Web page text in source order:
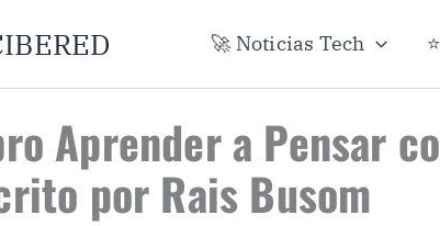
🚀 Noticias Tech
Aprender a Pensar
por Rais Busom